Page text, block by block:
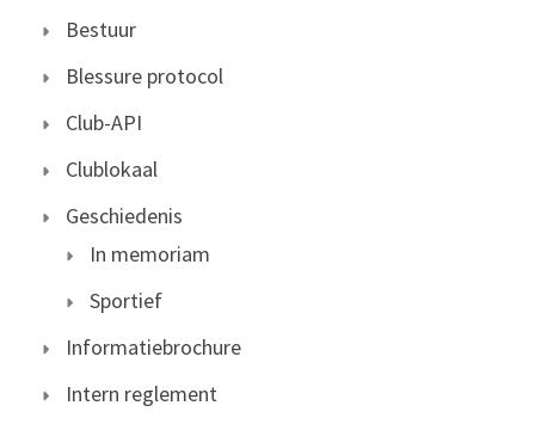
Bestuur
Blessure protocol
Club-API
Clublokaal
Geschiedenis
In memoriam
Sportief
Informatiebrochure
Intern reglement